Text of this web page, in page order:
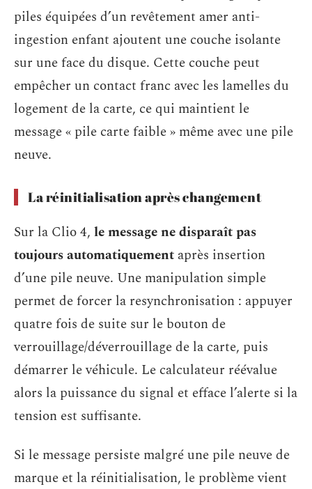
piles équipées d’un revêtement amer anti-
ingestion enfant ajoutent une couche isolante
sur une face du disque. Cette couche peut
empêcher un contact franc avec les lamelles du
logement de la carte, ce qui maintient le
message « pile carte faible » même avec une pile
neuve.
La réinitialisation après changement
Sur la Clio 4, le message ne disparaît pas
toujours automatiquement après insertion
d’une pile neuve. Une manipulation simple
permet de forcer la resynchronisation : appuyer
quatre fois de suite sur le bouton de
verrouillage/déverrouillage de la carte, puis
démarrer le véhicule. Le calculateur réévalue
alors la puissance du signal et efface l’alerte si la
tension est suffisante.
Si le message persiste malgré une pile neuve de
marque et la réinitialisation, le problème vient